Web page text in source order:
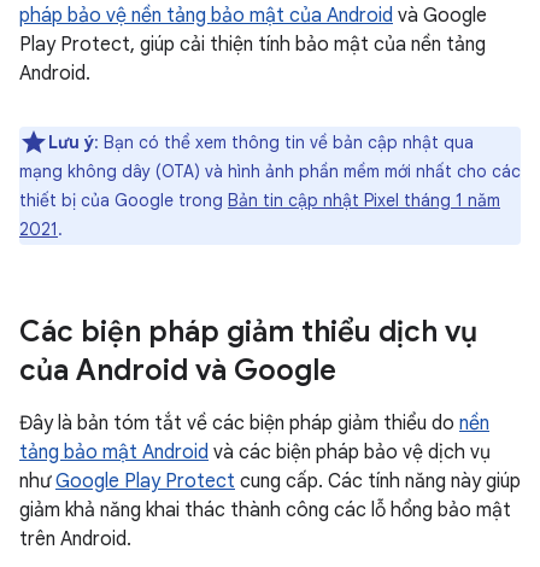
pháp bảo vệ nền tảng bảo mật của Android và Google
Play Protect, giúp cải thiện tính bảo mật của nền tảng
Android.
Lưu ý: Bạn có thể xem thông tin về bản cập nhật qua
mạng không dây (OTA) và hình ảnh phần mềm mới nhất cho các
thiết bị của Google trong Bản tin cập nhật Pixel tháng 1 năm
2021.
Các biện pháp giảm thiểu dịch vụ
của Android và Google
Đây là bản tóm tắt về các biện pháp giảm thiểu do nền
tảng bảo mật Android và các biện pháp bảo vệ dịch vụ
nhưGoogle Play Protect cung cấp. Các tính năng này giúp
giảm khả năng khai thác thành công các lỗ hổng bảo mật
trên Android.